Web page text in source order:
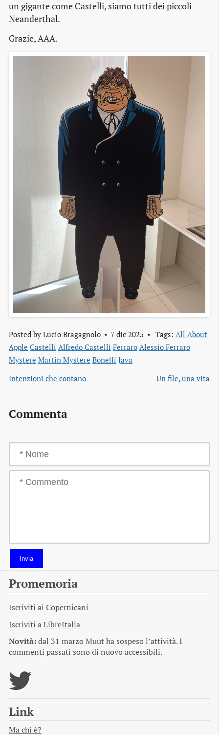
un gigante come Castelli, siamo tutti dei piccoli
Neanderthal.
Grazie, AAA.
Posted by Lucio Bragagnolo 7 dic 2025 Tags: All About
Apple Castelli Alfredo Castelli Ferraro Alessio Ferraro
Mystere Martin Mystere Bonelli Java
Intenzioni che contano
Un file, una vita
Commenta
Invia
Promemoria
Iscriviti ai Copernicani
Iscriviti aLibreItalia
Novità:dal 31 marzo Muut ha sospeso l’attività. I
commenti passati sono di nuovo accessibili.
Link
Ma chi è?